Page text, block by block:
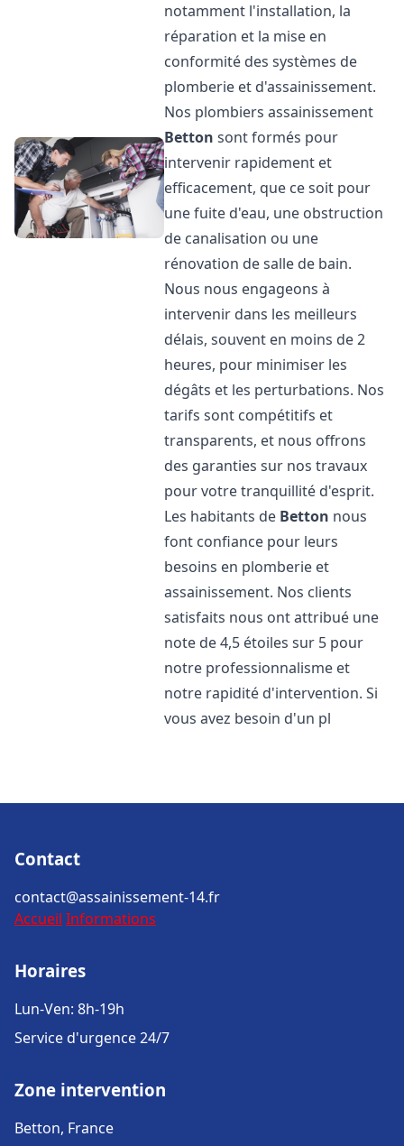
notamment l'installation, la
réparation et la mise en
conformité des systèmes de
plomberie et d'assainissement.
Nos plombiers assainissement
Betton sont formés pour
intervenir rapidement et
efficacement, que ce soit pour
une fuite d'eau, une obstruction
de canalisation ou une
rénovation de salle de bain.
Nous nous engageons à
intervenir dans les meilleurs
délais, souvent en moins de 2
heures, pour minimiser les
dégâts et les perturbations. Nos
tarifs sont compétitifs et
transparents, et nous offrons
des garanties sur nos travaux
pour votre tranquillité d'esprit.
Les habitants de Betton nous
font confiance pour leurs
besoins en plomberie et
assainissement. Nos clients
satisfaits nous ont attribué une
note de 4,5 étoiles sur 5 pour
notre professionnalisme et
notre rapidité d'intervention. Si
vous avez besoin d'un pl
Contact
contact@assainissement-14.fr
Accueil Informations
Horaires
Lun-Ven: 8h-19h
Service d'urgence 24/7
Zone intervention
Betton, France